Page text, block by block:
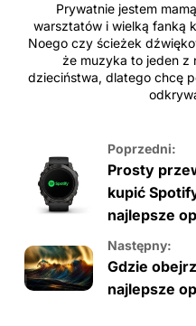
Prywatnie jestem
warsztatów i wielką fanką
Noego czy ścieżek
że muzyka to jeden z
dzieciństwa, dlatego chcę
Poprzedni:
Prosty
kupić
najlepsze
Następny:
Gdzie
najlepsze